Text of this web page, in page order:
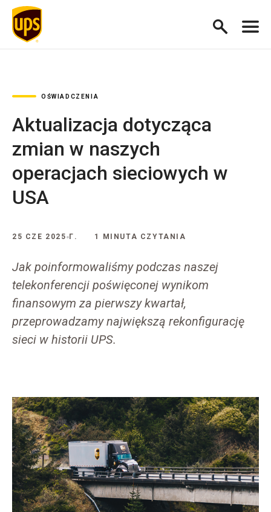
OŚWIADCZENIA
Aktualizacja dotycząca
zmian w naszych
operacjach sieciowych w
USA
25 CZE 2025 Г. 1 MINUTA CZYTANIA
Jak poinformowaliśmy podczas naszej
telekonferencji poświęconej wynikom
finansowym za pierwszy kwartał,
przeprowadzamy największą rekonfigurację
sieci w historii UPS.